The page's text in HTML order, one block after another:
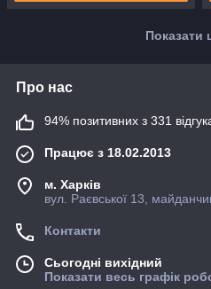
Показати
Про нас
94% позитивних з 331
Працює з 18.02.2013
м. Харків
вул. Раєвської 13,
Контакти
Сьогодні вихідний
Показати весь графік